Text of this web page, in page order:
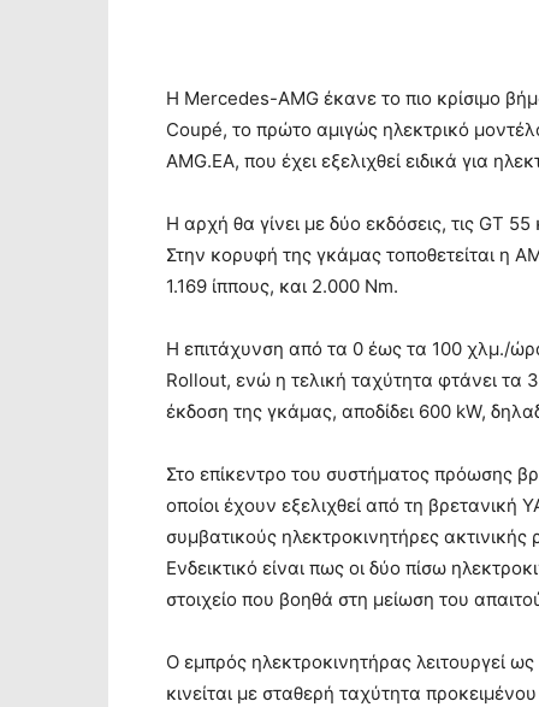
Η Mercedes-AMG έκανε το πιο κρίσιμο
Coupé, το πρώτο αμιγώς ηλεκτρικό
AMG.EA, που έχει εξελιχθεί ειδικά για
Η αρχή θα γίνει με δύο εκδόσεις, τις GT
Στην κορυφή της γκάμας τοποθετείται η
1.169 ίππους, και 2.000 Nm.
Η επιτάχυνση από τα 0 έως τα 100 χλμ./
Rollout, ενώ η τελική ταχύτητα φτάνει τα
έκδοση της γκάμας, αποδίδει 600 kW,
Στο επίκεντρο του συστήματος πρόωσης
οποίοι έχουν εξελιχθεί από τη
συμβατικούς ηλεκτροκινητήρες ακτινικής
Ενδεικτικό είναι πως οι δύο πίσω
στοιχείο που βοηθά στη μείωση του
Ο εμπρός ηλεκτροκινητήρας λειτουργεί
κινείται με σταθερή ταχύτητα